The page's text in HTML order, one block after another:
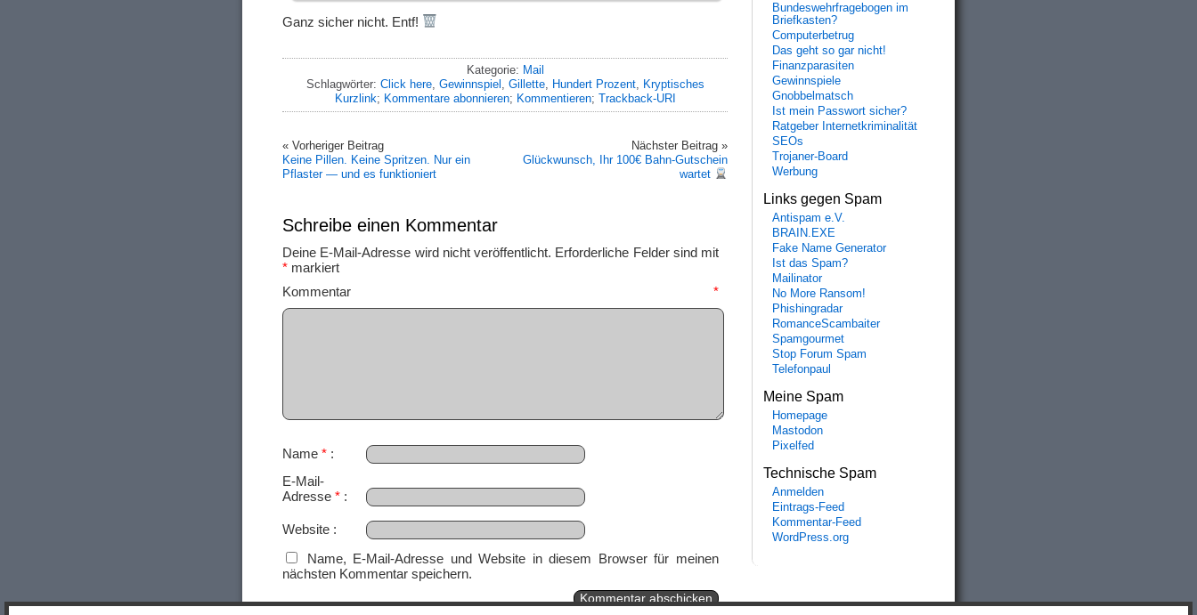
Ganz sicher nicht. Entf!
Kategorie: Mail
Schlagwörter: Click here, Gewinnspiel Gillette, Hundert Prozent, Kryptisches
Kurzlink; Kommentare abonnieren; Kommentieren; Trackback-URI
« Vorheriger Beitrag
Keine Pillen. Keine Spritzen. Nur ein
Pflaster — und es funktioniert
Nächster Beitrag »
Glückwunsch, Ihr 100€ Bahn-Gutschein
wartet
Schreibe einen Kommentar
Deine E-Mail-Adresse wird nicht veröffentlicht. Erforderliche Felder sind mit
* markiert
Kommentar *
Name *
E-Mail-
Adresse *
Website
Name, E-Mail-Adresse und Website in diesem Browser für meinen
nächsten Kommentar speichern.
Bundeswehrfragebogen im
Briefkasten?
Computerbetrug
Das geht so gar nicht!
Finanzparasiten
Gewinnspiele
Gnobbelmatsch
Ist mein Passwort sicher?
Ratgeber Internetkriminalität
SEOs
Trojaner-Board
Werbung
Links gegen Spam
Antispam e.V.
BRAIN.EXE
Fake Name Generator
Ist das Spam?
Mailinator
No More Ransom!
Phishingradar
RomanceScambaiter
Spamgourmet
Stop Forum Spam
Telefonpaul
Meine Spam
Homepage
Mastodon
Pixelfed
Technische Spam
Anmelden
Eintrags-Feed
Kommentar-Feed
WordPress.org